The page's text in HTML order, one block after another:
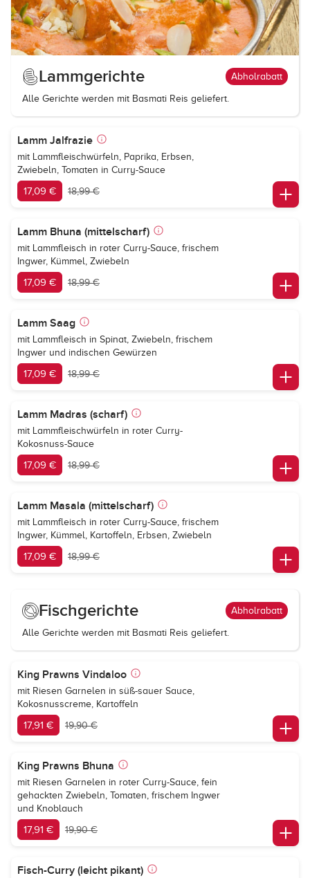
Lammgerichte Abholrabatt
Alle Gerichte werden mit Basmati Reis geliefert.
Lamm Jalfrazie
mit Lammfleischwürfeln, Paprika, Erbsen,
Zwiebeln, Tomaten in Curry-Sauce
17,09 € 18,99 €
Lamm Bhuna (mittelscharf)
mit Lammfleisch in roter Curry-Sauce, frischem
Ingwer, Kümmel, Zwiebeln
17,09 € 18,99 €
Lamm Saag
mit Lammfleisch in Spinat, Zwiebeln, frischem
Ingwer und indischen Gewürzen
17,09 € 18,99 €
Lamm Madras (scharf)
mit Lammfleischwürfeln in roter Curry-
Kokosnuss-Sauce
17,09 € 18,99 €
Lamm Masala (mittelscharf)
mit Lammfleisch in roter Curry-Sauce, frischem
Ingwer, Kümmel, Kartoffeln, Erbsen, Zwiebeln
17,09 € 18,99 €
Fischgerichte Abholrabatt
Alle Gerichte werden mit Basmati Reis geliefert.
King Prawns Vindaloo
mit Riesen Garnelen in süß-sauer Sauce,
Kokosnusscreme, Kartoffeln
17,91 € 19,90 €
King Prawns Bhuna
mit Riesen Garnelen in roter Curry-Sauce, fein
gehackten Zwiebeln, Tomaten, frischem Ingwer
und Knoblauch
17,91 € 19,90 €
Fisch-Curry (leicht pikant)